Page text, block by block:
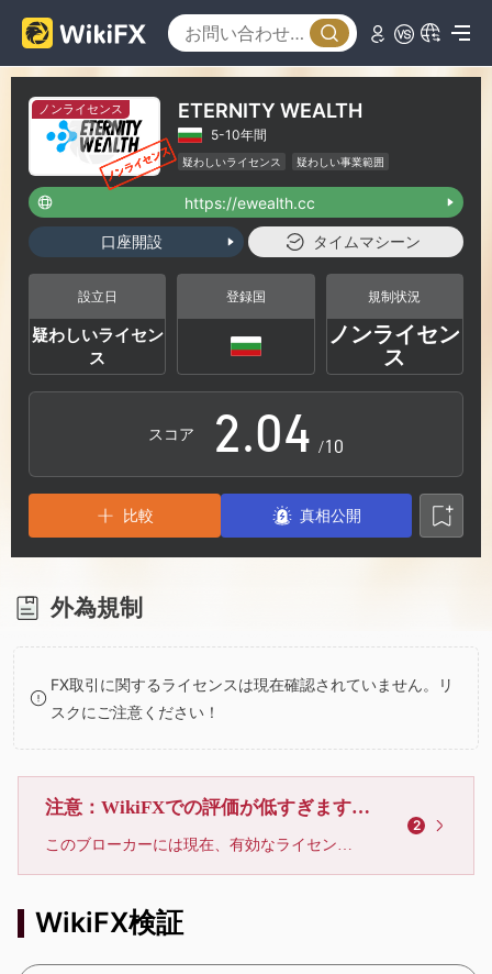
ノンライセンス ETERNITY WEALTH
5-10年間
疑わしいライセンス
疑わしい事業範囲
ハイリスクレベル
https://ewealth.cc
口座開設 タイムマシーン
設立日
疑わしいライセン
ス
登録国 規制状況
ノンライセン
ス
スコア
0
1
2
3
4
6
7
8
9
.0
1
2
4
5
6
7
0
1
2
3
4
5
6
8
9
/10
比較 真相公開
外為規制
FX取引に関するライセンスは現在確認されていません。リ
スクにご注意ください！
注意：WikiFXでの評価が低すぎます、利用しないでください
このブローカーには現在、有効なライセンスが確認されていません。リスクにご注意下さい！
2
WikiFX検証